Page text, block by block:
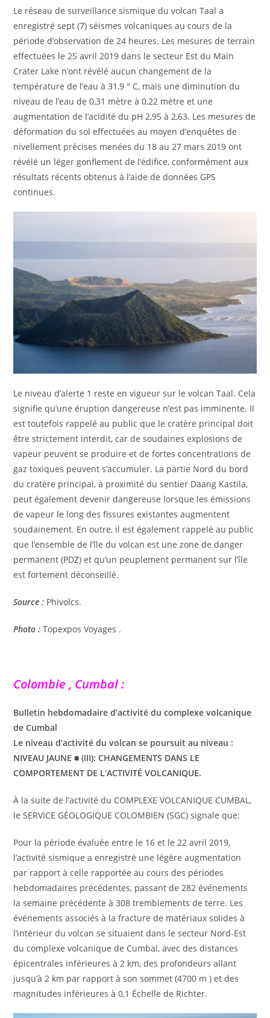
Le réseau de surveillance sismique du volcan Taal a
enregistré sept (7) séismes volcaniques au cours de la
période d’observation de 24 heures. Les mesures de terrain
effectuées le 25 avril 2019 dans le secteur Est du Main
Crater Lake n’ont révélé aucun changement de la
température de l’eau à 31,9 ° C, mais une diminution du
niveau de l’eau de 0,31 mètre à 0,22 mètre et une
augmentation de l’acidité du pH 2,95 à 2,63. Les mesures de
déformation du sol effectuées au moyen d’enquêtes de
nivellement précises menées du 18 au 27 mars 2019 ont
révélé un léger gonflement de l’édifice, conformément aux
résultats récents obtenus à l’aide de données GPS
continues.
Le niveau d’alerte 1 reste en vigueur sur le volcan Taal. Cela
signifie qu’une éruption dangereuse n’est pas imminente. Il
est toutefois rappelé au public que le cratère principal doit
être strictement interdit, car de soudaines explosions de
vapeur peuvent se produire et de fortes concentrations de
gaz toxiques peuvent s’accumuler. La partie Nord du bord
du cratère principal, à proximité du sentier Daang Kastila,
peut également devenir dangereuse lorsque les émissions
de vapeur le long des fissures existantes augmentent
soudainement. En outre, il est également rappelé au public
que l’ensemble de l’île du volcan est une zone de danger
permanent (PDZ) et qu’un peuplement permanent sur l’île
est fortement déconseillé.
Source : Phivolcs.
Photo : Topexpos Voyages .
Colombie , Cumbal :
Bulletin hebdomadaire d’activité du complexe volcanique
de Cumbal
Le niveau d’activité du volcan se poursuit au niveau :
NIVEAU JAUNE ■ (III): CHANGEMENTS DANS LE
COMPORTEMENT DE L’ACTIVITÉ VOLCANIQUE.
À la suite de l’activité du COMPLEXE VOLCANIQUE CUMBAL,
le SERVICE GÉOLOGIQUE COLOMBIEN (SGC) signale que:
Pour la période évaluée entre le 16 et le 22 avril 2019,
l’activité sismique a enregistré une légère augmentation
par rapport à celle rapportée au cours des périodes
hebdomadaires précédentes, passant de 282 événements
la semaine précédente à 308 tremblements de terre. Les
événements associés à la fracture de matériaux solides à
l’intérieur du volcan se situaient dans le secteur Nord-Est
du complexe volcanique de Cumbal, avec des distances
épicentrales inférieures à 2 km, des profondeurs allant
jusqu’à 2 km par rapport à son sommet (4700 m ) et des
magnitudes inférieures à 0,1 Échelle de Richter.